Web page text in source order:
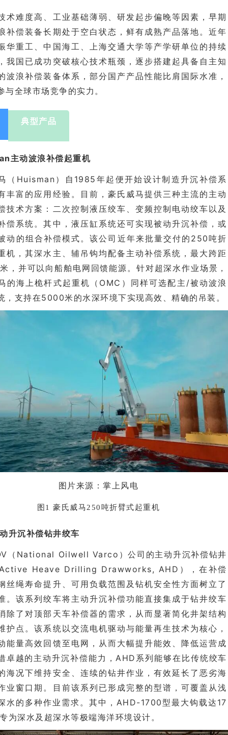
术难度高、工业基础薄弱、研发起步偏晚等因素，早期
补偿装备长期处于空白状态，鲜有成熟产品落地。近年
华重工
、中国海工、上海交通大学等产学研单位的持续
我国已成功突破核心技术瓶颈，逐步搭建起具备自主知
波浪补偿装备体系，部分国产产品性能比肩国际水准，
与全球市场竞争的实力。
典型产品
主动波浪补偿起重机
（Huisman）自1985年起便开始设计制造升沉补偿系
丰富的应用经验。目前，豪氏威马提供三种主流的主动
技术方案：二次控制液压绞车、变频控制电动绞车以及
偿系统。其中，液压缸系统还可实现被动升沉补偿，或
动的组合补偿模式。该公司近年来批量交付的250吨折
机，其深水主、辅吊钩均配备主动补偿系统，最大跨距
，并可以向船舶电网回馈能源。针对超深水作业场景，
的海上桅杆式起重机（OMC）同样可选配主/被动波浪
，支持在5000米的水深环境下实现高效、精确的吊装。
图片来源：掌上风电
图1 豪氏威马250吨折臂式起重机
升沉补偿钻井绞车
（National Oilwell Varco）公司的主动升沉补偿钻井
Heave Drilling Drawworks, AHD），在补偿
丝绳寿命提升、可用负载范围及钻机安全性方面树立了
。该系列绞车将主动升沉补偿功能直接集成于钻井绞车
除了对顶部天车补偿器的需求，从而显著简化井架结构
护点。该系统以交流电机驱动与能量再生技术为核心，
能量高效回馈至电网，从而大幅提升能效、降低运营成
卓越的主动升沉补偿能力，AHD系列能够在比传统绞车
海况下维持安全、连续的钻井作业，有效延长了恶劣海
业窗口期。目前该系列已形成完整的型谱，可覆盖从浅
水的多种作业需求。其中，AHD-1700型最大钩载达17
为深水及超深水等极端海洋环境设计。